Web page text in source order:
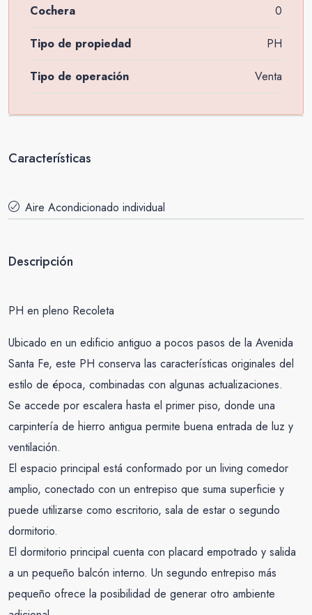
Cochera 0
Tipo de propiedad PH
Tipo de operación Venta
Características
Aire Acondicionado individual
Descripción
PH en pleno Recoleta
Ubicado en un edificio antiguo a pocos pasos de la Avenida
Santa Fe, este PH conserva las características originales del
estilo de época, combinadas con algunas actualizaciones.
Se accede por escalera hasta el primer piso, donde una
carpintería de hierro antigua permite buena entrada de luz y
ventilación.
El espacio principal está conformado por un living comedor
amplio, conectado con un entrepiso que suma superficie y
puede utilizarse como escritorio, sala de estar o segundo
dormitorio.
El dormitorio principal cuenta con placard empotrado y salida
a un pequeño balcón interno. Un segundo entrepiso más
pequeño ofrece la posibilidad de generar otro ambiente